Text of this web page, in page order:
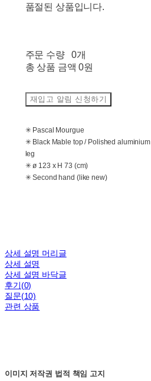
품절된 상품입니다.
주문 수량
0개
총 상품 금액 0원
재입고 알림 신청하기
✳ Pascal Mourgue
✳ Black Mable top / Polished aluminium
leg
✳ ø 123 x H 73 (cm)
✳ Second hand (like new)
상세 설명 머리글
상세 설명
상세 설명 바닥글
후기(0)
질문(10)
관련 상품
이미지 저작권 법적 책임 고지